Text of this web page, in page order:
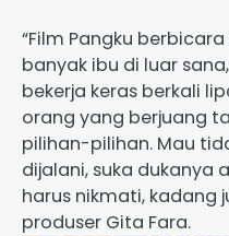
“Film Pangku
banyak ibu di luar
bekerja keras berkali
orang yang berjuang
pilihan-pilihan. Mau
dijalani, suka dukanya
harus nikmati, kadang
produser Gita Fara.